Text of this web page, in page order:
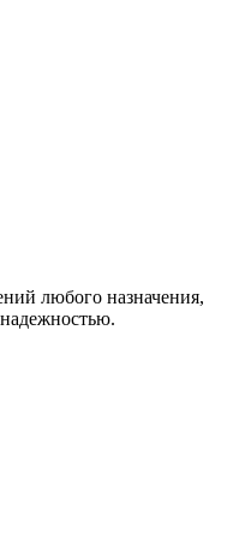
любого назначения,